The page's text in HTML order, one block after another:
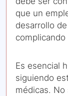
que un
desarrollo
Es esencial
siguiendo
médicas.